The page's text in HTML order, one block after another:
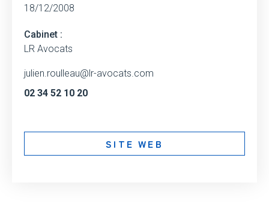
18/12/2008
Cabinet :
LR Avocats
julien.roulleau@lr-avocats.com
02 34 52 10 20
SITE WEB